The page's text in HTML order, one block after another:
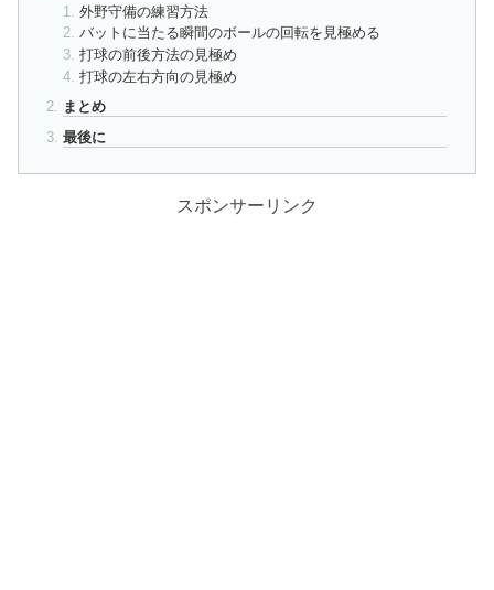
外野守備の練習方法
バットに当たる瞬間のボールの回転を見極める
打球の前後方法の見極め
打球の左右方向の見極め
まとめ
最後に
スポンサーリンク